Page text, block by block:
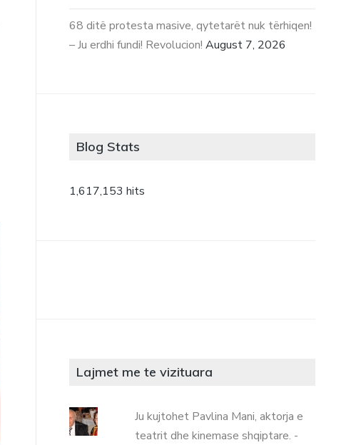
68 ditë protesta masive, qytetarët nuk tërhiqen!
– Ju erdhi fundi! Revolucion! August 7, 2026
Blog Stats
1,617,153 hits
Lajmet me te vizituara
Ju kujtohet Pavlina Mani, aktorja e
teatrit dhe kinemase shqiptare. -